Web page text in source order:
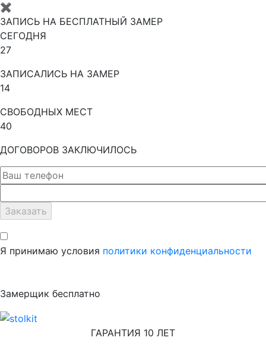
✖
ЗАПИСЬ НА БЕСПЛАТНЫЙ ЗАМЕР
СЕГОДНЯ
27
ЗАПИСАЛИСЬ НА ЗАМЕР
14
СВОБОДНЫХ МЕСТ
40
ДОГОВОРОВ ЗАКЛЮЧИЛОСЬ
Я принимаю условия политики конфиденциальности
Замерщик бесплатно
ГАРАНТИЯ 10 ЛЕТ